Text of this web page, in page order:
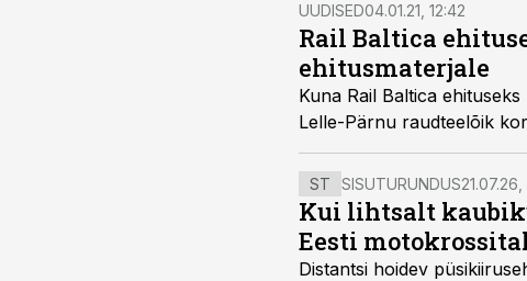
UUDISED04.01.21, 12:42
Rail Baltica
ehitusmaterjale
Kuna Rail Baltica
Lelle-Pärnu raudteelõik
ST SISUTURUNDUS
Kui lihtsalt
Eesti
Distantsi hoidev